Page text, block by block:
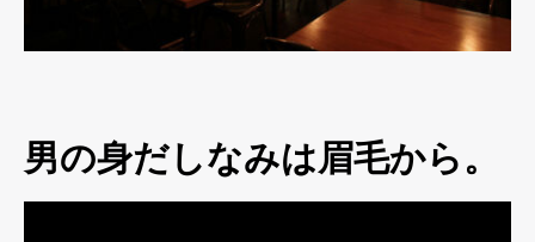
男の身だしなみは眉毛から。